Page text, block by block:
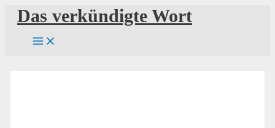
Zum
Inhalt
springen
Das verkündigte Wort